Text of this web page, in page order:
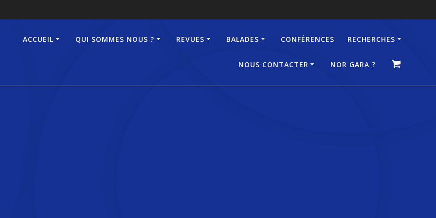
ACCUEIL QUI SOMMES NOUS ? REVUES BALADES CONFÉRENCES RECHERCHES
NOUS CONTACTER NOR GARA ?